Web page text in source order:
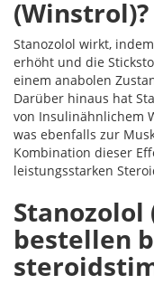
(Winstrol)?
Stanozolol wirkt,
erhöht und die
einem anabolen
Darüber hinaus hat
von Insulinähnlichem
was ebenfalls zur
Kombination dieser
leistungsstarken
bestellen